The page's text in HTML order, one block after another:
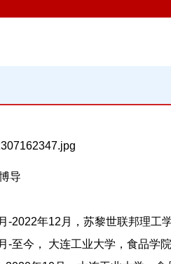
导
年12月，苏黎世联邦理工
今， 大连工业大学，食品学